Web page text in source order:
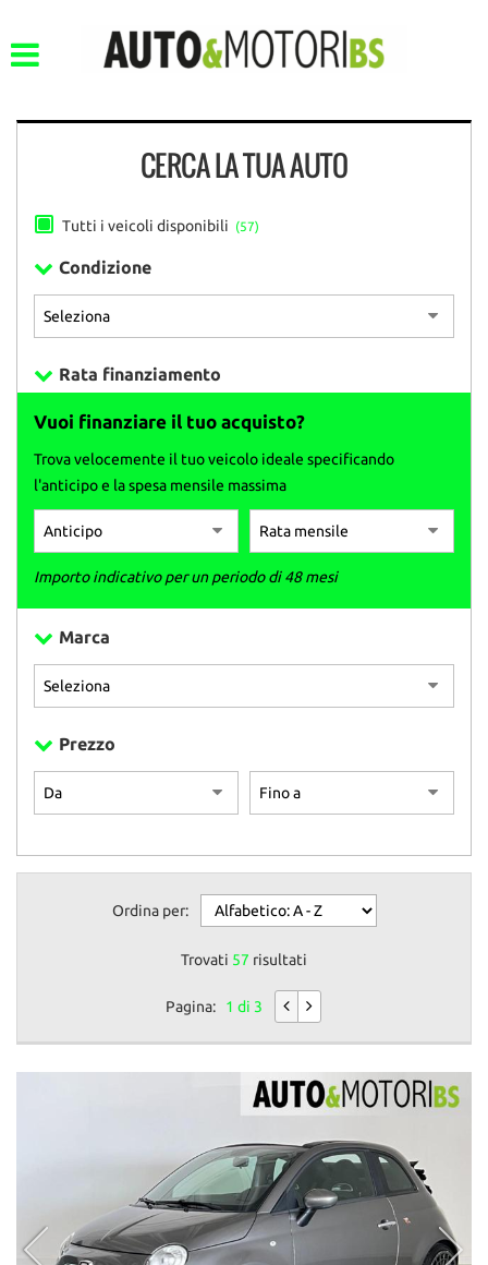
CERCA LA TUA AUTO
Tutti i veicoli disponibili (57)
Condizione
Rata finanziamento
Vuoi finanziare il tuo acquisto?
Trova velocemente il tuo veicolo ideale specificando
l'anticipo e la spesa mensile massima
Importo indicativo per un periodo di 48 mesi
Marca
Prezzo
Ordina per:
Trovati 57 risultati
Pagina: 1 di 3